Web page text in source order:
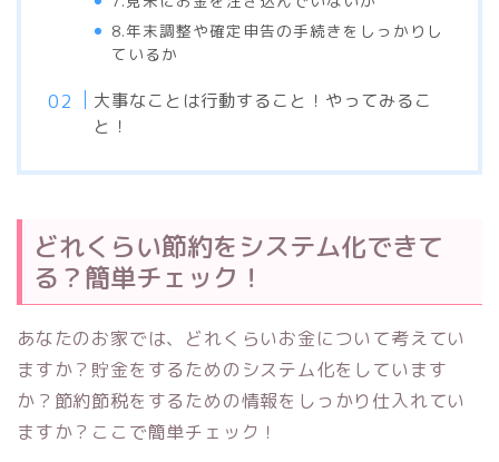
8.年末調整や確定申告の手続きをしっかりし
ているか
大事なことは行動すること！やってみるこ
と！
どれくらい節約をシステム化できて
る？簡単チェック！
あなたのお家では、どれくらいお金について考えてい
ますか？貯金をするためのシステム化をしています
か？節約節税をするための情報をしっかり仕入れてい
ますか？ここで簡単チェック！